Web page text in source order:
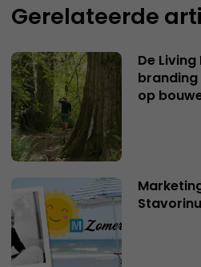
Gerelateerde
De
branding
op